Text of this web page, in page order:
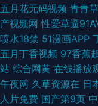
五月花无码视频 青青
产视频网 性爱草逼
喷水18禁 51漫画APP
五月丁香视频 97香蕉
站 综合网黄 在线播放
午夜网 久草资源在 日
人片免费 国产第9页